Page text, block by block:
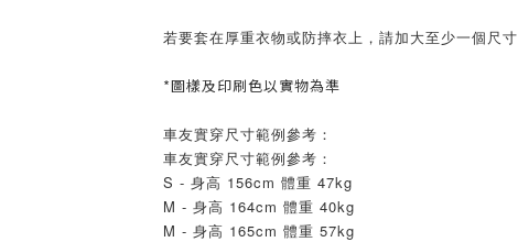
若要套在厚重衣物或防摔衣上，請加大至少一個尺寸
*圖樣及印刷色以實物為準
車友實穿尺寸範例參考：
車友實穿尺寸範例參考：
S - 身高 156cm 體重 47kg
M - 身高 164cm 體重 40kg
M - 身高 165cm 體重 57kg